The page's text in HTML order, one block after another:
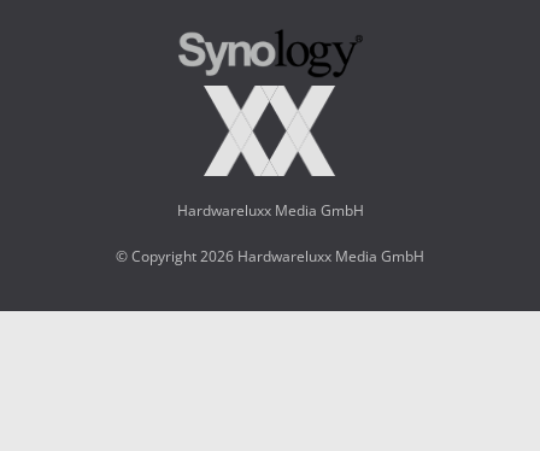
Hardwareluxx Media GmbH
© Copyright 2026 Hardwareluxx Media GmbH